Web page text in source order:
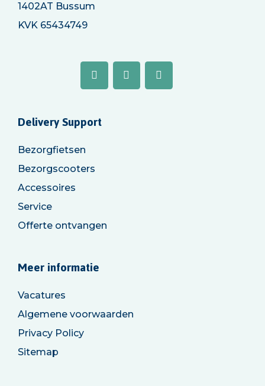
1402AT Bussum
KVK 65434749
Delivery Support
Bezorgfietsen
Bezorgscooters
Accessoires
Service
Offerte ontvangen
Meer informatie
Vacatures
Algemene voorwaarden
Privacy Policy
Sitemap